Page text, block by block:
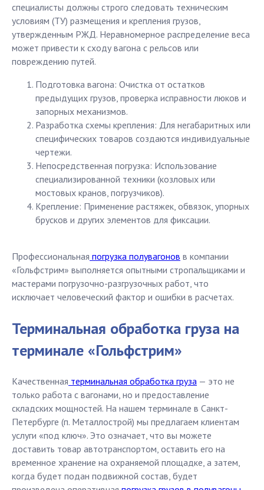
специалисты должны строго следовать техническим
условиям (ТУ) размещения и крепления грузов,
утвержденным РЖД. Неравномерное распределение веса
может привести к сходу вагона с рельсов или
повреждению путей.
Подготовка вагона: Очистка от остатков
предыдущих грузов, проверка исправности люков и
запорных механизмов.
Разработка схемы крепления: Для негабаритных или
специфических товаров создаются индивидуальные
чертежи.
Непосредственная погрузка: Использование
специализированной техники (козловых или
мостовых кранов, погрузчиков).
Крепление: Применение растяжек, обвязок, упорных
брусков и других элементов для фиксации.
Профессиональная погрузка полувагонов в компании
«Гольфстрим» выполняется опытными стропальщиками и
мастерами погрузочно-разгрузочных работ, что
исключает человеческий фактор и ошибки в расчетах.
Терминальная обработка груза на
терминале «Гольфстрим»
Качественная терминальная обработка груза — это не
только работа с вагонами, но и предоставление
складских мощностей. На нашем терминале в Санкт-
Петербурге (п. Металлострой) мы предлагаем клиентам
услуги «под ключ». Это означает, что вы можете
доставить товар автотранспортом, оставить его на
временное хранение на охраняемой площадке, а затем,
когда будет подан подвижной состав, будет